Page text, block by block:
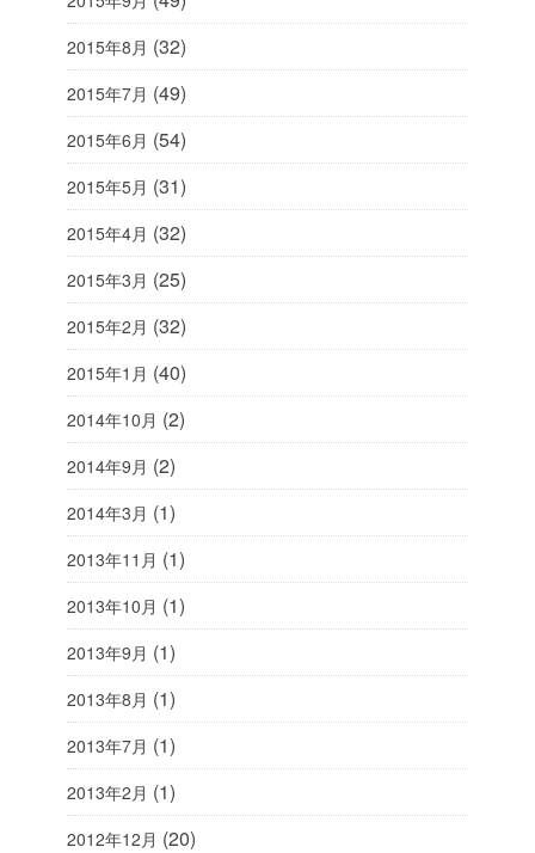
2015年8月 (32)
2015年7月 (49)
2015年6月 (54)
2015年5月 (31)
2015年4月 (32)
2015年3月 (25)
2015年2月 (32)
2015年1月 (40)
2014年10月 (2)
2014年9月 (2)
2014年3月 (1)
2013年11月 (1)
2013年10月 (1)
2013年9月 (1)
2013年8月 (1)
2013年7月 (1)
2013年2月 (1)
2012年12月 (20)